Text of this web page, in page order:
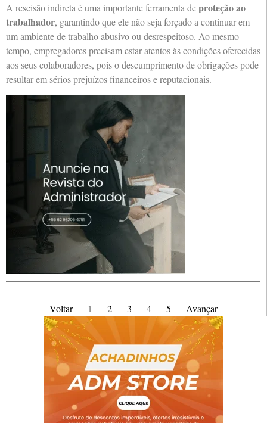
A rescisão indireta é uma importante ferramenta deproteção ao
trabalhador, garantindo que ele não seja forçado a continuar em
um ambiente de trabalho abusivo ou desrespeitoso. Ao mesmo
tempo, empregadores precisam estar atentos às condições oferecidas
aos seus colaboradores, pois o descumprimento de obrigações pode
resultar em sérios prejuízos financeiros e reputacionais.
Voltar 1 2 3 4 5 Avançar